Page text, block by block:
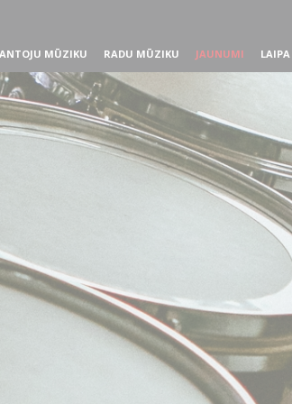
MŪZIKU RADU MŪZIKU JAUNUMI LAIPA